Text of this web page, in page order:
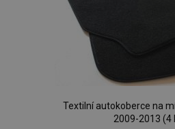
Textilní autokoberce na
2009-2013 (4